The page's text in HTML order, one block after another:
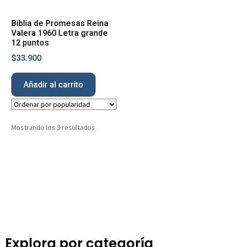
Biblia de Promesas Reina
Valera 1960 Letra grande
12 puntos
$33.900
Añadir al carrito
Mostrando los 9 resultados